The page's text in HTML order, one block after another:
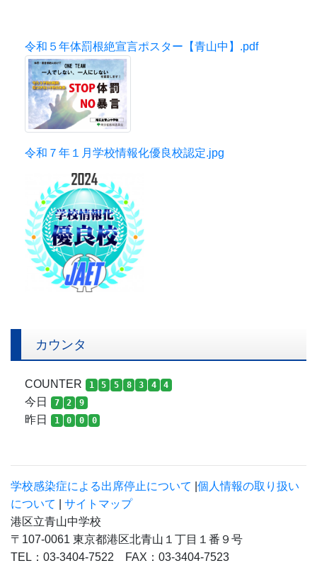
令和５年体罰根絶宣言ポスター【青山中】.pdf
令和７年１月学校情報化優良校認定.jpg
カウンタ
COUNTER 1 5 5 8 3 4 4
今日 7 2 9
昨日 1 0 0 0
学校感染症による出席停止について 個人情報の取り扱い
について
サイトマップ
港区立青山中学校
〒107-0061 東京都港区北青山１丁目１番９号
TEL：03-3404-7522 FAX：03-3404-7523